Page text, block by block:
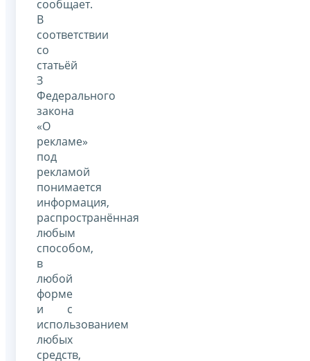
сообщает.
В
соответствии
со
статьёй
З
Федерального
закона
«О
рекламе»
под
рекламой
понимается
информация,
распространённая
любым
способом,
в
любой
форме
и с
использованием
любых
средств,